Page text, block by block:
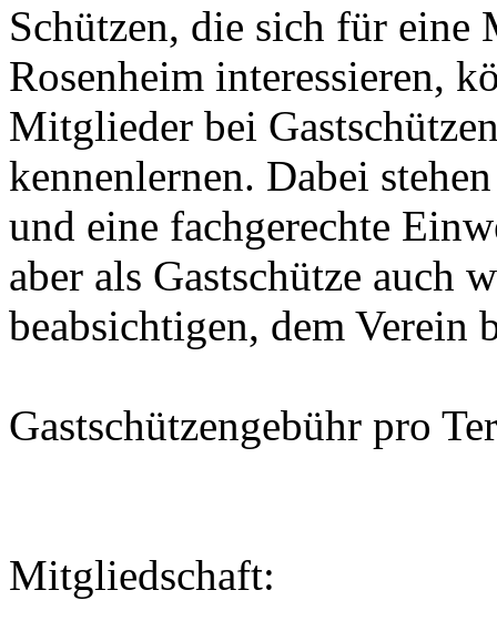
Schützen, die sich für
Rosenheim interessieren,
Mitglieder bei
kennenlernen. Dabei
und eine fachgerechte
aber als Gastschütze auch
beabsichtigen, dem Verein
Gastschützengebühr pro
Mitgliedschaft: